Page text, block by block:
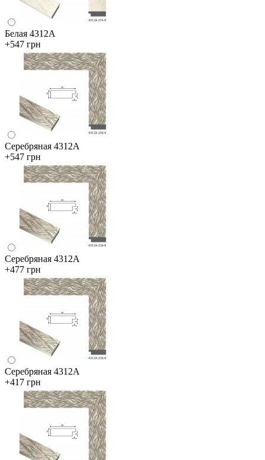
Белая 4312А
+547 грн
Серебряная 4312А
+547 грн
Серебряная 4312А
+477 грн
Серебряная 4312А
+417 грн